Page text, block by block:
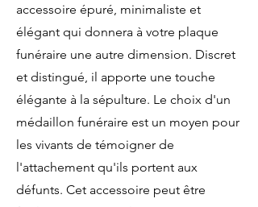
accessoire épuré, minimaliste et
élégant qui donnera à votre plaque
funéraire une autre dimension. Discret
et distingué, il apporte une touche
élégante à la sépulture. Le choix d'un
médaillon funéraire est un moyen pour
les vivants de témoigner de
l'attachement qu'ils portent aux
défunts. Cet accessoire peut être